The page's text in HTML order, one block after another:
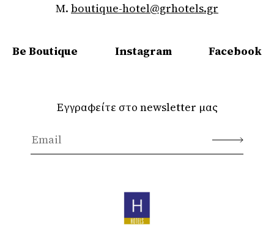
M. boutique-hotel@grhotels.gr
Be Boutique Instagram Facebook
Εγγραφείτε στο newsletter μας